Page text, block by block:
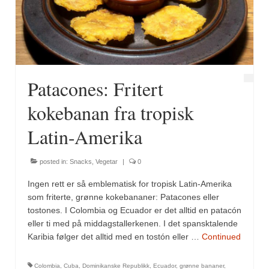
Fugl
Gryteretter
Snacks
Supper
Vegetar
Krydder, oppskrifter
Albóndigaskrydder
Bouquet garni
Patacones: Fritert
kokebanan fra tropisk
Latin-Amerika
posted in: Snacks Vegetar | 0
Ingen rett er så emblematisk for tropisk Latin-Amerika
som friterte, grønne kokebananer: Patacones eller
tostones. I Colombia og Ecuador er det alltid en patacón
eller ti med på middagstallerkenen. I det spansktalende
Karibia følger det alltid med en tostón eller … Continued
Colombia Cuba Dominikanske Republikk Ecuador, grønne bananer,